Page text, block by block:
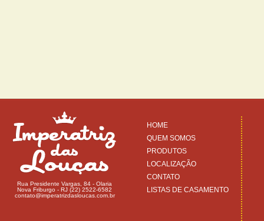
Rua Presidente Vargas, 84 - Olaria
Nova Friburgo - RJ (22) 2522-6582
contato@imperatrizdasloucas.com.br
HOME
QUEM SOMOS
PRODUTOS
LOCALIZAÇÃO
CONTATO
LISTAS DE CASAMENTO